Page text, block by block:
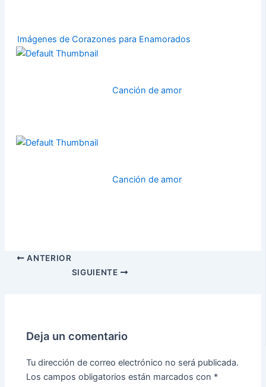
Imágenes de Corazones para Enamorados
Canción de amor
Canción de amor
ANTERIOR
SIGUIENTE
Deja un comentario
Tu dirección de correo electrónico no será publicada.
Los campos obligatorios están marcados con *